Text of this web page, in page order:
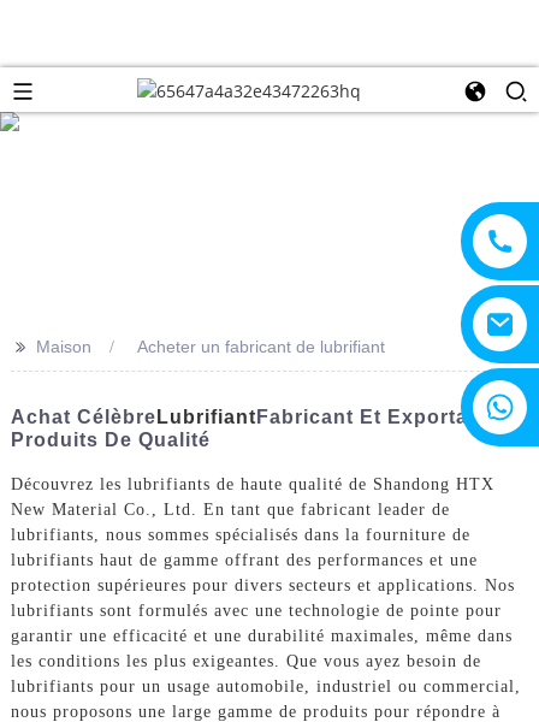
>> Maison Acheter un fabricant de lubrifiant
Achat Célèbre Lubrifiant Fabricant Et Exportateur -
Produits De Qualité
Découvrez les lubrifiants de haute qualité de Shandong HTX
New Material Co., Ltd. En tant que fabricant leader de
lubrifiants, nous sommes spécialisés dans la fourniture de
lubrifiants haut de gamme offrant des performances et une
protection supérieures pour divers secteurs et applications. Nos
lubrifiants sont formulés avec une technologie de pointe pour
garantir une efficacité et une durabilité maximales, même dans
les conditions les plus exigeantes. Que vous ayez besoin de
lubrifiants pour un usage automobile, industriel ou commercial,
nous proposons une large gamme de produits pour répondre à